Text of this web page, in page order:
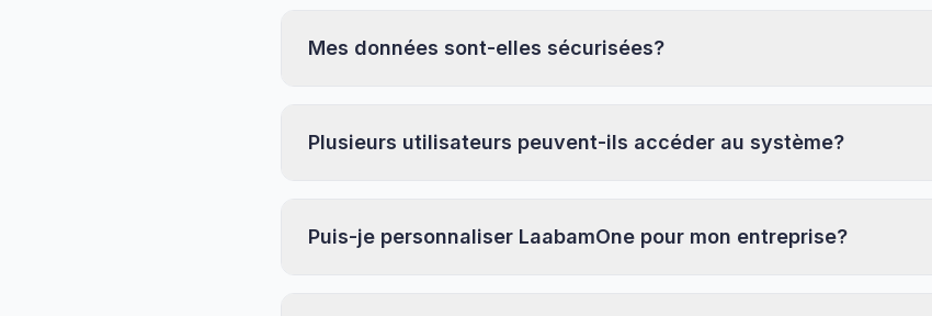
Mes données sont-elles sécurisées?
Plusieurs utilisateurs peuvent-ils accéder au système?
Puis-je personnaliser LaabamOne pour mon entreprise?